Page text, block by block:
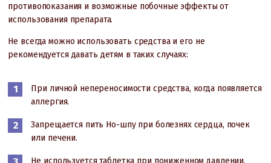
противопоказания и возможные побочные эффекты от
использования препарата.
Не всегда можно использовать средства и его не
рекомендуется давать детям в таких случаях:
При личной непереносимости средства, когда появляется
аллергия.
Запрещается пить Но-шпу при болезнях сердца, почек
или печени.
Не используется таблетка при пониженном давлении.